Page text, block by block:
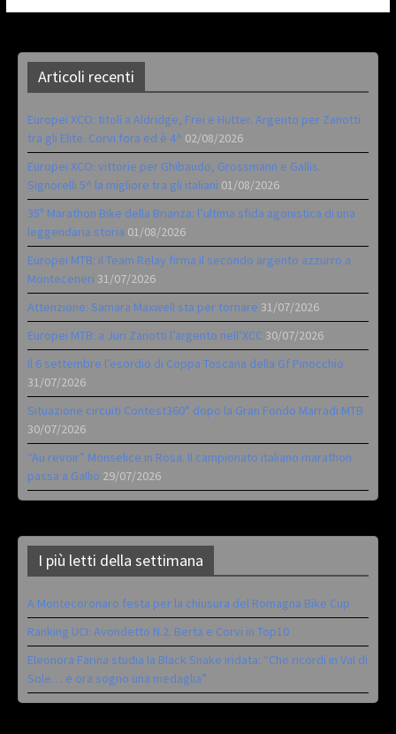
Articoli recenti
Europei XCO: titoli a Aldridge, Frei e Hutter. Argento per Zanotti
tra gli Elite. Corvi fora ed è 4^ 02/08/2026
Europei XCO: vittorie per Ghibaudo, Grossmann e Gallis.
Signorelli 5^ la migliore tra gli italiani 01/08/2026
35ª Marathon Bike della Brianza: l’ultima sfida agonistica di una
leggendaria storia 01/08/2026
Europei MTB: il Team Relay firma il secondo argento azzurro a
Monteceneri 31/07/2026
Attenzione: Samara Maxwell sta per tornare 31/07/2026
Europei MTB: a Juri Zanotti l’argento nell’XCC 30/07/2026
Il 6 settembre l’esordio di Coppa Toscana della Gf Pinocchio
31/07/2026
Situazione circuiti Contest360° dopo la Gran Fondo Marradi MTB
30/07/2026
“Au revoir” Monselice in Rosa. Il campionato italiano marathon
passa a Gallio 29/07/2026
I più letti della settimana
A Montecoronaro festa per la chiusura del Romagna Bike Cup
Ranking UCI: Avondetto N.2. Berta e Corvi in Top10
Eleonora Farina studia la Black Snake iridata: “Che ricordi in Val di
Sole… e ora sogno una medaglia”